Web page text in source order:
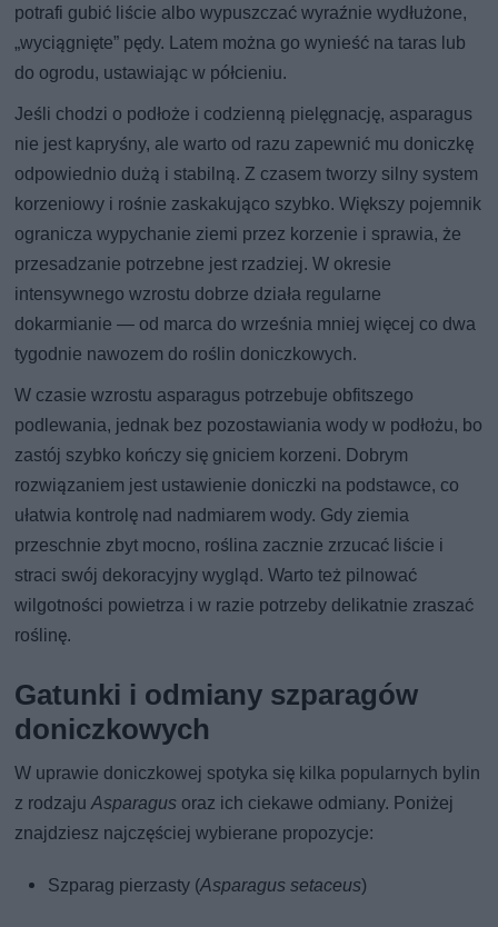
potrafi gubić liście albo wypuszczać wyraźnie wydłużone,
„wyciągnięte” pędy. Latem można go wynieść na taras lub
do ogrodu, ustawiając w półcieniu.
Jeśli chodzi o podłoże i codzienną pielęgnację, asparagus
nie jest kapryśny, ale warto od razu zapewnić mu doniczkę
odpowiednio dużą i stabilną. Z czasem tworzy silny system
korzeniowy i rośnie zaskakująco szybko. Większy pojemnik
ogranicza wypychanie ziemi przez korzenie i sprawia, że
przesadzanie potrzebne jest rzadziej. W okresie
intensywnego wzrostu dobrze działa regularne
dokarmianie — od marca do września mniej więcej co dwa
tygodnie nawozem do roślin doniczkowych.
W czasie wzrostu asparagus potrzebuje obfitszego
podlewania, jednak bez pozostawiania wody w podłożu, bo
zastój szybko kończy się gniciem korzeni. Dobrym
rozwiązaniem jest ustawienie doniczki na podstawce, co
ułatwia kontrolę nad nadmiarem wody. Gdy ziemia
przeschnie zbyt mocno, roślina zacznie zrzucać liście i
straci swój dekoracyjny wygląd. Warto też pilnować
wilgotności powietrza i w razie potrzeby delikatnie zraszać
roślinę.
Gatunki i odmiany szparagów
doniczkowych
W uprawie doniczkowej spotyka się kilka popularnych bylin
z rodzajuAsparagus oraz ich ciekawe odmiany. Poniżej
znajdziesz najczęściej wybierane propozycje:
Szparag pierzasty (Asparagus setaceus)